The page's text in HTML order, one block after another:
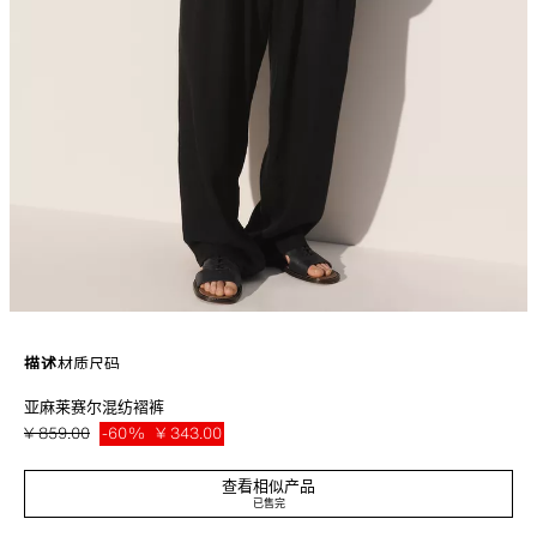
描述材质尺码
亚麻和莱赛尔混纺面料宽松版型裤子（衬里除外）。腰身正面打褶。设有侧口
袋和带纽扣的单边后袋。正面以拉链和纽扣闭合。
4322/032/800
亚麻莱赛尔混纺褶裤
¥ 859.00 -60% ¥ 343.00
查看相似产品
已售完
¥